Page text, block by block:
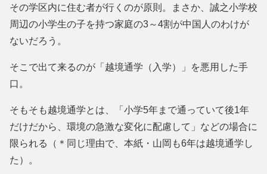
その学区内に住む者が行くのが原則。まさか、誠之小学校
周辺の小学生の子を持つ家庭の3～4割が中国人のわけが
ないだろう。
そこで出て来るのが「越境通学（入学）」を悪用した手
口。
そもそも越境通学とは、「小学5年まで通っていて後1年
だけだから、環境の急激な変化に配慮して」などの場合に
限られる（＊同じ理由で、本紙・山岡も6年は越境通学し
た）。